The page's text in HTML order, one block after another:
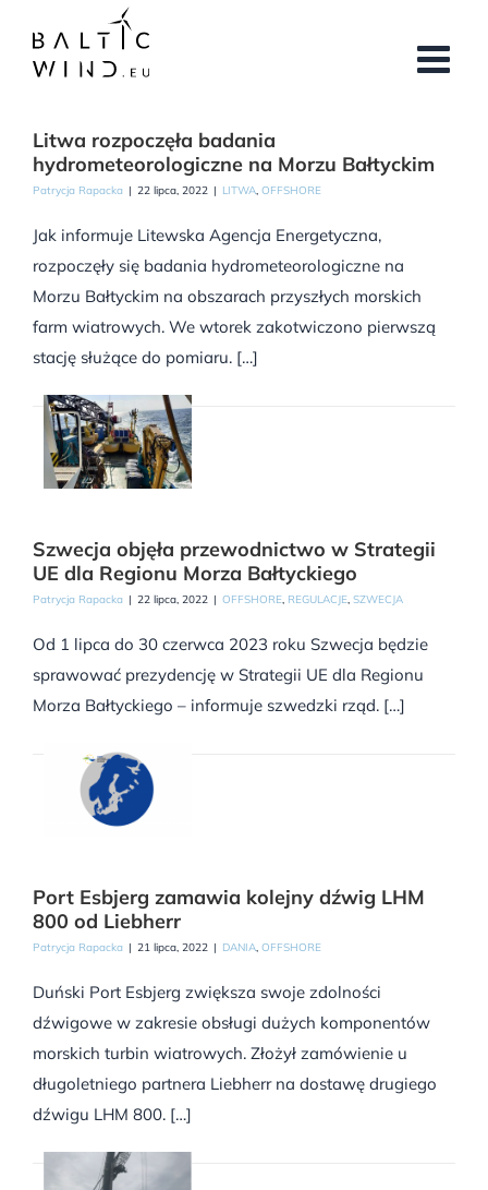
zawartości
Litwa rozpoczęła badania
hydrometeorologiczne na Morzu Bałtyckim
Patrycja Rapacka | 22 lipca, 2022 | LITWA, OFFSHORE
Jak informuje Litewska Agencja Energetyczna,
rozpoczęły się badania hydrometeorologiczne na
Morzu Bałtyckim na obszarach przyszłych morskich
farm wiatrowych. We wtorek zakotwiczono pierwszą
stację służące do pomiaru. […]
Szwecja objęła przewodnictwo w Strategii
UE dla Regionu Morza Bałtyckiego
Patrycja Rapacka | 22 lipca, 2022 | OFFSHORE, REGULACJE, SZWECJA
Od 1 lipca do 30 czerwca 2023 roku Szwecja będzie
sprawować prezydencję w Strategii UE dla Regionu
Morza Bałtyckiego – informuje szwedzki rząd. […]
Port Esbjerg zamawia kolejny dźwig LHM
800 od Liebherr
Patrycja Rapacka | 21 lipca, 2022 | DANIA, OFFSHORE
Duński Port Esbjerg zwiększa swoje zdolności
dźwigowe w zakresie obsługi dużych komponentów
morskich turbin wiatrowych. Złożył zamówienie u
długoletniego partnera Liebherr na dostawę drugiego
dźwigu LHM 800. […]